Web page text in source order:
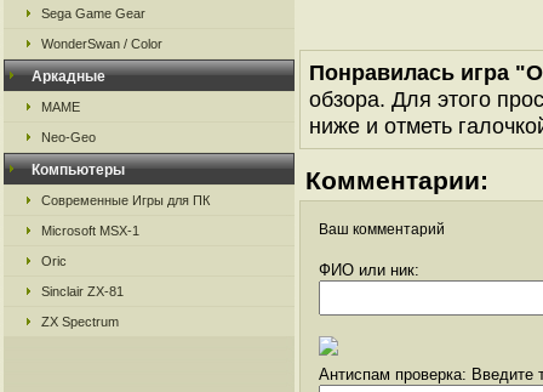
Sega Game Gear
WonderSwan / Color
Аркадные
MAME
Neo-Geo
Компьютеры
Современные Игры для ПК
Microsoft MSX-1
Oric
Sinclair ZX-81
ZX Spectrum
Понравилась игра
обзора. Для этого
ниже и отметь
Комментарии:
Ваш комментарий
ФИО или ник:
Антиспам проверка: Введите